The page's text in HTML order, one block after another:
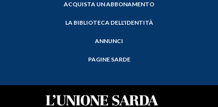
ACQUISTA UN ABBONAMENTO
LA BIBLIOTECA DELL'IDENTITÀ
ANNUNCI
PAGINE SARDE